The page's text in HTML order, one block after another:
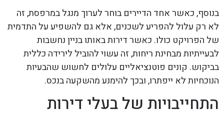
בנוסף, כאשר אחד הדיירים בוחר לערוך מנגל במרפסת, זה
לא רק עלול להפריע לשכנים, אלא גם להשפיע על התדמית
של הפרויקט כולו. כאשר דירות באותו בניין נחשבות
לבעייתיות מבחינת ריחות, זה עשוי להוביל לירידה כללית
בביקוש. קונים פוטנציאליים עלולים לחשוש שהבעיות
הנוכחיות לא ייפתרו, ובכך להימנע מהשקעה בנכס.
התחייבויות של בעלי דירות